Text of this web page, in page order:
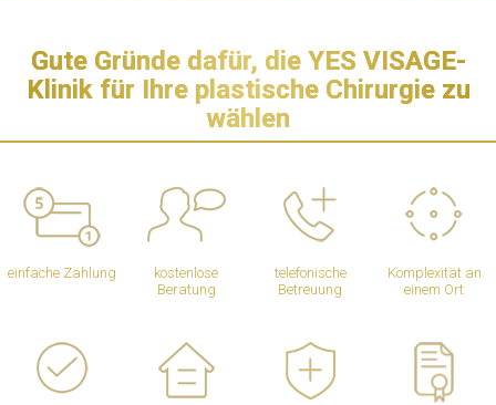
Gute Gründe dafür, die YES VISAGE-
Klinik für Ihre plastische Chirurgie zu
wählen
einfache Zahlung
kostenlose
Beratung
telefonische
Betreuung
Komplexität an
einem Ort